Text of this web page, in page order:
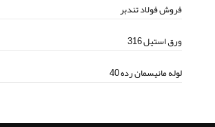
فروش فولاد تندبر
ورق استیل 316
لوله مانیسمان رده 40